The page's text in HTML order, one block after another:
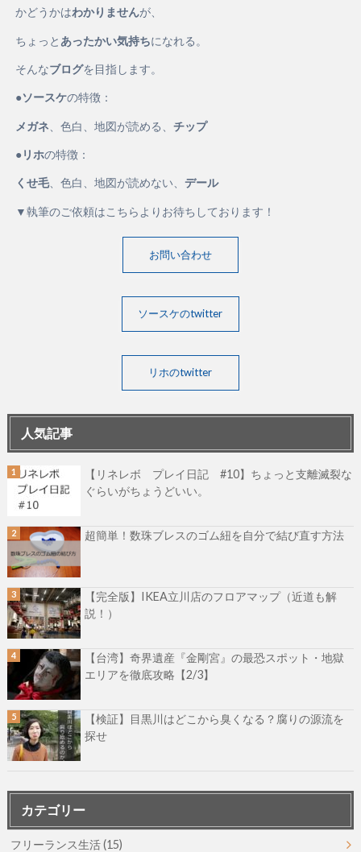
かどうかはわかりませんが、
ちょっと あったかい気持ちになれる。
そんなブログを目指します。
●ソースケの特徴：
メガネ 、色白、地図が読める、 チップ
●リホの特徴：
くせ毛、色白、地図が読めない、 デール
▼執筆のご依頼はこちらよりお待ちしております！
お問い合わせ
ソースケのtwitter
リホのtwitter
人気記事
【リネレボ プレイ日記 #10】ちょっと支離滅裂な
ぐらいがちょうどいい。
超簡単！数珠ブレスのゴム紐を自分で結び直す方法
【完全版】IKEA立川店のフロアマップ（近道も解
説！）
【台湾】奇界遺産『金剛宮』の最恐スポット・地獄
エリアを徹底攻略【2/3】
【検証】目黒川はどこから臭くなる？腐りの源流を
探せ
カテゴリー
フリーランス生活(15)